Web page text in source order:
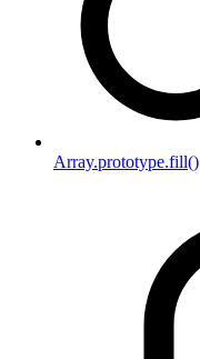
Array.prototype.fill()